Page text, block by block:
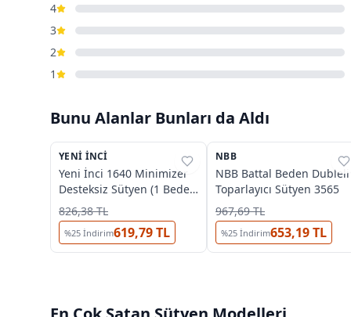
4
3
2
1
Bunu Alanlar Bunları da Aldı
%27
YENI İNCI
Yeni İnci 1640 Minimizer
Desteksiz Sütyen (1 Beden
Küçültür)
826,38 TL
%25 İndirim619,79 TL
%45
NBB
NBB Battal Beden Dubleli
Toparlayıcı Sütyen 3565
967,69 TL
%25 İndirim653,19 TL